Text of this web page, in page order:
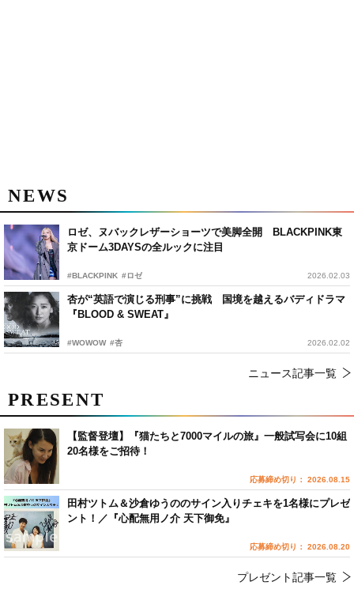
NEWS
ロゼ、ヌバックレザーショーツで美脚全開 BLACKPINK東
京ドーム3DAYSの全ルックに注目
#BLACKPINK #ロゼ 2026.02.03
杏が“英語で演じる刑事”に挑戦 国境を越えるバディドラマ
『BLOOD & SWEAT』
#WOWOW #杏 2026.02.02
ニュース記事一覧
PRESENT
【監督登壇】『猫たちと7000マイルの旅』一般試写会に10組
20名様をご招待！
応募締め切り： 2026.08.15
田村ツトム＆沙倉ゆうののサイン入りチェキを1名様にプレゼ
ント！／『心配無用ノ介 天下御免』
応募締め切り： 2026.08.20
プレゼント記事一覧